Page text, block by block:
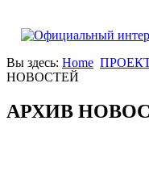
Вы здесь: Home
НОВОСТЕЙ
АРХИВ